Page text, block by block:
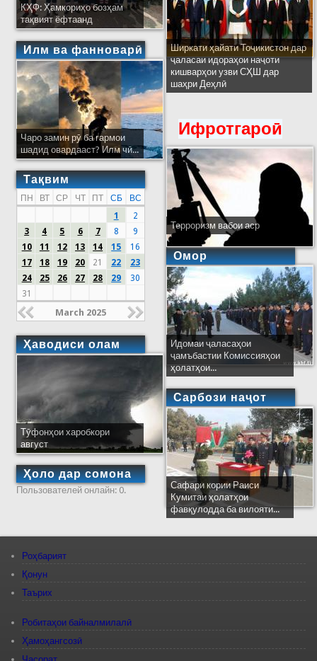
КҲФ: Ҳамкориҳо бозҳам
тақвият ёфтаанд
Илм ва фанноварӣ
Чаро замин рӯ ба гармои
шадид овардааст? Илм чӣ...
Тақвим
ПН ВТ СР ЧТ ПТ СБ
ВС
1
2
3
4 5 6 7 8
9
10
11 12 13 14 15
16
17
18 19 20 21 22
23
24
25 26 27 28 29
30
31
March 2025
Ҳаводиси олам
Тӯфонҳои харобкори
август
Ҳоло дар сомона
Пользователей онлайн: 0.
Ширкати ҳайати Тоҷикистон дар
ҷаласаи идораҳои наҷоти
кишварҳои узви СҲШ дар
шаҳри Деҳлӣ
Ифротгароӣ
Терроризм вабои аср
Омор
Идомаи ҷаласаҳои
ҷамъбастии Комиссияҳои
ҳолатҳои...
Сарбози наҷот
Сафари кории Раиси
Кумитаи ҳолатҳои
фавқулодда ба вилояти...
Роҳбарият
Қонун
Таърих
Робитаҳои байналмилалӣ
Ҳамоҳангсозӣ